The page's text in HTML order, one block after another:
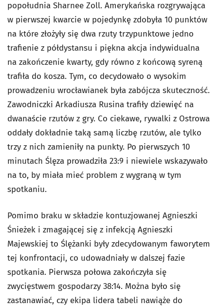
popołudnia Sharnee Zoll. Amerykańska rozgrywająca
w pierwszej kwarcie w pojedynkę zdobyła 10 punktów
na które złożyły się dwa rzuty trzypunktowe jedno
trafienie z półdystansu i piękna akcja indywidualna
na zakończenie kwarty, gdy równo z końcową syreną
trafiła do kosza. Tym, co decydowało o wysokim
prowadzeniu wrocławianek była zabójcza skuteczność.
Zawodniczki Arkadiusza Rusina trafiły dziewięć na
dwanaście rzutów z gry. Co ciekawe, rywalki z Ostrowa
oddały dokładnie taką samą liczbę rzutów, ale tylko
trzy z nich zamieniły na punkty. Po pierwszych 10
minutach Ślęza prowadziła 23:9 i niewiele wskazywało
na to, by miała mieć problem z wygraną w tym
spotkaniu.
Pomimo braku w składzie kontuzjowanej Agnieszki
Śnieżek i zmagającej się z infekcją Agnieszki
Majewskiej to Ślężanki były zdecydowanym faworytem
tej konfrontacji, co udowadniały w dalszej fazie
spotkania. Pierwsza połowa zakończyła się
zwycięstwem gospodarzy 38:14. Można było się
zastanawiać, czy ekipa lidera tabeli nawiąże do